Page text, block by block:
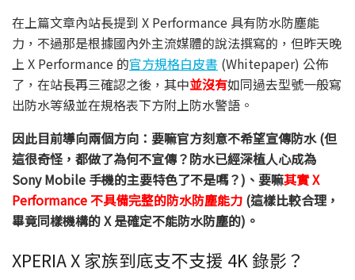
在上篇文章內站長提到 X Performance 具有防水防塵能
力，不過那是根據國內外主流媒體的說法撰寫的，但昨天晚
上 X Performance 的官方規格白皮書 (Whitepaper) 公佈
了，在站長再三確認之後，其中並沒有如同過去型號一般寫
出防水等級並在規格表下方附上防水警語。
因此目前導向兩個方向：要嘛官方刻意不希望宣傳防水 (但
這很奇怪，都做了為何不宣傳？防水已經深植人心成為
Sony Mobile 手機的主要特色了不是嗎？)、要嘛其實 X
Performance 不具備完整的防水防塵能力 (這樣比較合理，
畢竟同樣機構的 X 是確定不能防水防塵的)。
XPERIA X 家族到底支不支援 4K 錄影？